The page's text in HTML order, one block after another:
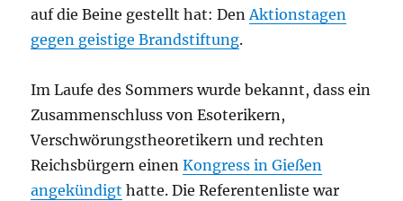
auf die Beine gestellt hat: DenAktionstagen
gegen geistige Brandstiftung.
Im Laufe des Sommers wurde bekannt, dass ein
Zusammenschluss von Esoterikern,
Verschwörungstheoretikern und rechten
Reichsbürgern einenKongress in Gießen
angekündigt hatte. Die Referentenliste war